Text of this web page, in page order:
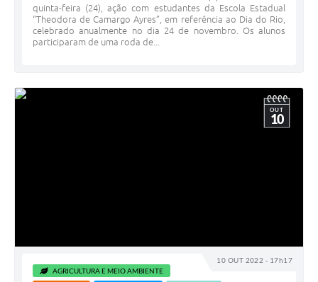
quinta-feira (24), ação com estudantes da Escola Estadual
“Theodora de Camargo Ayres”, em referência ao Dia do Rio,
celebrado anualmente no dia 24 de novembro. Os alunos
participaram de uma roda de...
10 OUT 2022 - 17h17
OUT
10
AGRICULTURA E MEIO AMBIENTE